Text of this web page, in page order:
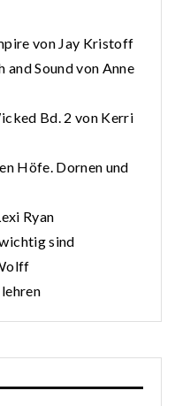
von Jay Kristoff
and Sound von Anne
Bd. 2 von Kerri
Höfe. Dornen und
Ryan
sind